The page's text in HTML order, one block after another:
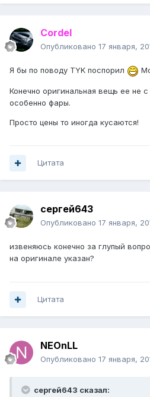
Cordel
Опубликовано 17 января,
Я бы по поводу TYK поспорил
Конечно оригинальная вещь ее не
особенно фары.
Просто цены то иногда кусаются!
Цитата
сергей643
Опубликовано 17 января,
извеняюсь конечно за глупый
на оригинале указан?
Цитата
NEOnLL
Опубликовано 17 января,
сергей643 сказал: